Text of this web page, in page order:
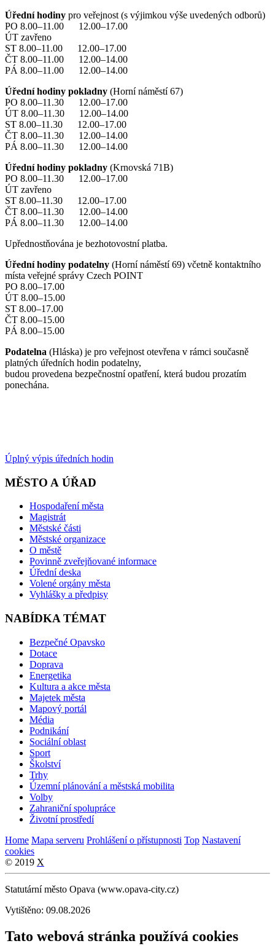
Úřední hodiny pro veřejnost (s výjimkou výše uvedených odborů)
PO 8.00–11.00 12.00–17.00
ÚT zavřeno
ST 8.00–11.00 12.00–17.00
ČT 8.00–11.00 12.00–14.00
PÁ 8.00–11.00 12.00–14.00
Úřední hodiny pokladny (Horní náměstí 67)
PO 8.00–11.30 12.00–17.00
ÚT 8.00–11.30 12.00–14.00
ST 8.00–11.30 12.00–17.00
ČT 8.00–11.30 12.00–14.00
PÁ 8.00–11.30 12.00–14.00
Úřední hodiny pokladny (Krnovská 71B)
PO 8.00–11.30 12.00–17.00
ÚT zavřeno
ST 8.00–11.30 12.00–17.00
ČT 8.00–11.30 12.00–14.00
PÁ 8.00–11.30 12.00–14.00
Upřednostňována je bezhotovostní platba.
Úřední hodiny podatelny (Horní náměstí 69) včetně kontaktního
místa veřejné správy Czech POINT
PO 8.00–17.00
ÚT 8.00–15.00
ST 8.00–17.00
ČT 8.00–15.00
PÁ 8.00–15.00
Podatelna (Hláska) je pro veřejnost otevřena v rámci současně
platných úředních hodin podatelny,
budou provedena bezpečnostní opatření, která budou prozatím
ponechána.
Úplný výpis úředních hodin
MĚSTO A ÚŘAD
Hospodaření města
Magistrát
Městské části
Městské organizace
O městě
Povinně zveřejňované informace
Úřední deska
Volené orgány města
Vyhlášky a předpisy
NABÍDKA TÉMAT
Bezpečné Opavsko
Dotace
Doprava
Energetika
Kultura a akce města
Majetek města
Mapový portál
Média
Podnikání
Sociální oblast
Sport
Školství
Trhy
Územní plánování a městská mobilita
Volby
Zahraniční spolupráce
Životní prostředí
Home Mapa serveru Prohlášení o přístupnosti Top Nastavení
cookies
© 2019 X
Statutární město Opava (www.opava-city.cz)
Vytištěno: 09.08.2026
Tato webová stránka používá cookies